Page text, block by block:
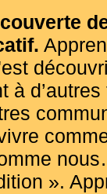
à
».